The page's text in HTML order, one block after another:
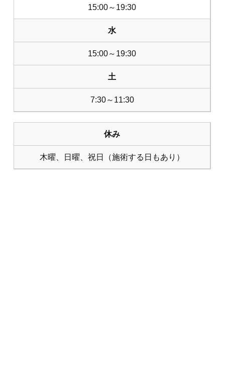
15:00～19:30
水
15:00～19:30
土
7:30～11:30
休み
木曜、日曜、祝日（施術する日もあり）